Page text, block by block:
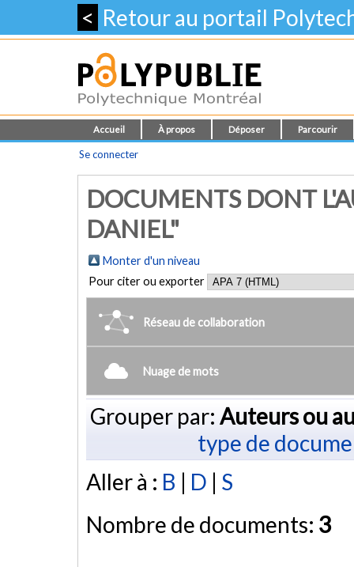
< Retour au portail
Accueil À propos Déposer Parcourir
Se connecter
DOCUMENTS DONT
DANIEL"
Monter d'un niveau
Pour citer ou exporter
Réseau de collaboration
Nuage de mots
Grouper par: Auteurs ou
type de
Aller à : B | D | S
Nombre de documents: 3